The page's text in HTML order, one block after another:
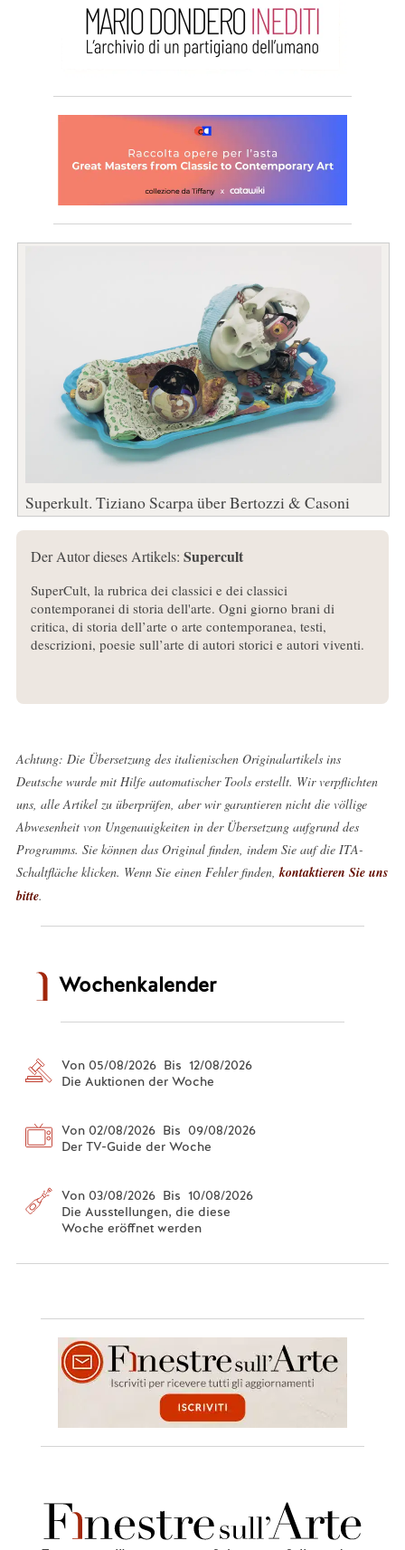
Superkult. Tiziano Scarpa über Bertozzi & Casoni
Der Autor dieses Artikels: Supercult
SuperCult, la rubrica dei classici e dei classici
contemporanei di storia dell'arte. Ogni giorno brani di
critica, di storia dell’arte o arte contemporanea, testi,
descrizioni, poesie sull’arte di autori storici e autori viventi.
Achtung: Die Übersetzung des italienischen Originalartikels ins
Deutsche wurde mit Hilfe automatischer Tools erstellt. Wir verpflichten
uns, alle Artikel zu überprüfen, aber wir garantieren nicht die völlige
Abwesenheit von Ungenauigkeiten in der Übersetzung aufgrund des
Programms. Sie können das Original finden, indem Sie auf die ITA-
Schaltfläche klicken. Wenn Sie einen Fehler finden,kontaktieren Sie uns
bitte.
Wochenkalender
Von 05/08/2026 Bis 12/08/2026
Die Auktionen der Woche
Von 02/08/2026 Bis 09/08/2026
Der TV-Guide der Woche
Von 03/08/2026 Bis 10/08/2026
Die Ausstellungen, die diese
Woche eröffnet werden